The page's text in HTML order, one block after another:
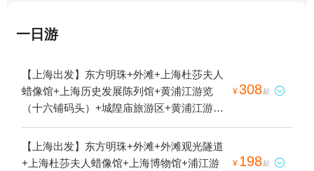
一日游
【上海出发】东方明珠+外滩+上海杜莎夫人
蜡像馆+上海历史发展陈列馆+黄浦江游览
（十六铺码头）+城隍庙旅游区+黄浦江游览
（东方明珠码头）1日游
¥308起 
【上海出发】东方明珠+外滩+外滩观光隧道
+上海杜莎夫人蜡像馆+上海博物馆+浦江游
¥ 198起 